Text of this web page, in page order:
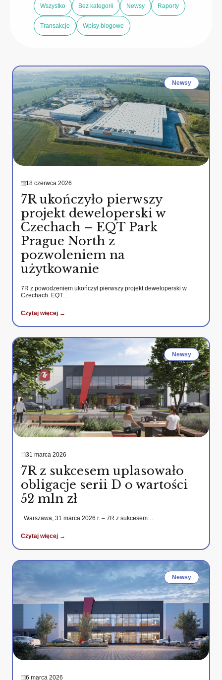
Wszystko Bez kategorii Newsy Raporty
Transakcje Wpisy blogowe
Newsy
18 czerwca 2026
7R ukończyło pierwszy
projekt deweloperski w
Czechach – EQT Park
Prague North z
pozwoleniem na
użytkowanie
7R z powodzeniem ukończył pierwszy projekt deweloperski w
Czechach. EQT…
Czytaj więcej →
Newsy
31 marca 2026
7R z sukcesem uplasowało
obligacje serii D o wartości
52 mln zł
Warszawa, 31 marca 2026 r. – 7R z sukcesem…
Czytaj więcej →
Newsy
6 marca 2026